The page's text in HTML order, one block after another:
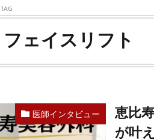
TAG
フェイスリフト
医師インタビュー
恵比
が叶